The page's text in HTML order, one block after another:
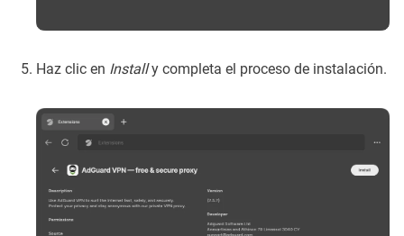
Haz clic en Instally completa el proceso de instalación.